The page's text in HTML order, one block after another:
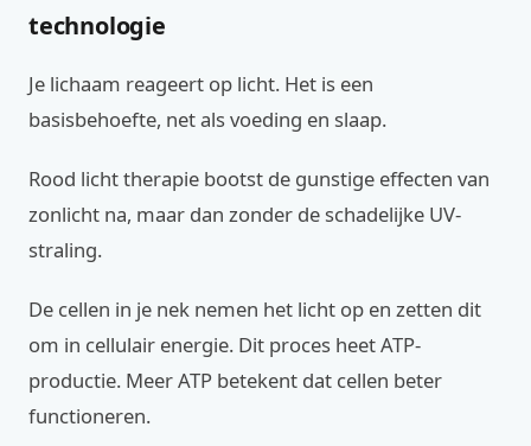
technologie
Je lichaam reageert op licht. Het is een
basisbehoefte, net als voeding en slaap.
Rood licht therapie bootst de gunstige effecten van
zonlicht na, maar dan zonder de schadelijke UV-
straling.
De cellen in je nek nemen het licht op en zetten dit
om in cellulair energie. Dit proces heet ATP-
productie. Meer ATP betekent dat cellen beter
functioneren.